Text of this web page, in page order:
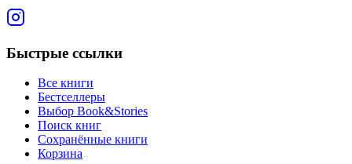
Быстрые ссылки
Все книги
Бестселлеры
Выбор Book&Stories
Поиск книг
Сохранённые книги
Корзина